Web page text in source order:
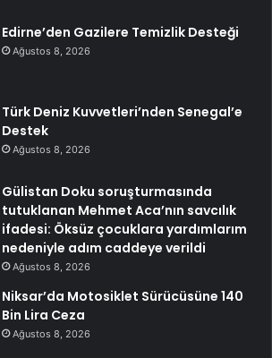
Edirne’den Gazilere Temizlik Desteği
Ağustos 8, 2026
Türk Deniz Kuvvetleri’nden Senegal’e
Destek
Ağustos 8, 2026
Gülistan Doku soruşturmasında
tutuklanan Mehmet Aca’nın savcılık
ifadesi: Öksüz çocuklara yardımlarım
nedeniyle adım caddeye verildi
Ağustos 8, 2026
Niksar’da Motosiklet Sürücüsüne 140
Bin Lira Ceza
Ağustos 8, 2026